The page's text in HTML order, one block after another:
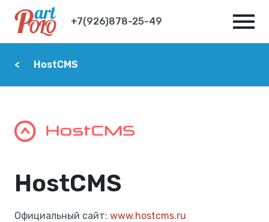
+7(926)878-25-49
HostCMS
HostCMS
Официальный сайт: www.hostcms.ru